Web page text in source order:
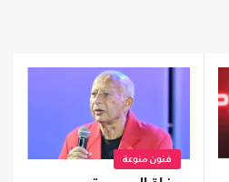
فنون منوعة